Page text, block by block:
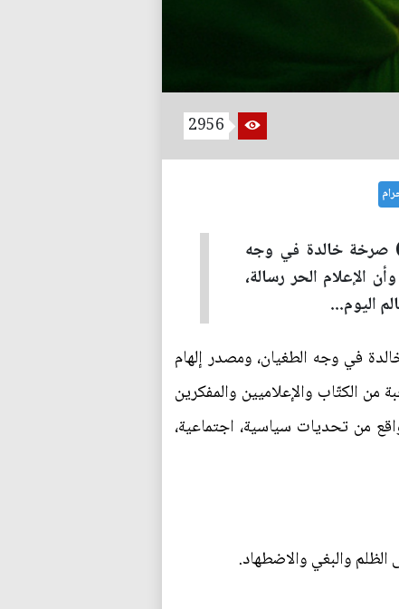
2956
صرخة خالدة في وجه
الإعلام الحر رسالة،
اليوم...
في وجه الطغيان، ومصدر إلهام
من الكتّاب والإعلاميين والمفكرين
من تحديات سياسية، اجتماعية،
الظلم والبغي والاضطهاد.